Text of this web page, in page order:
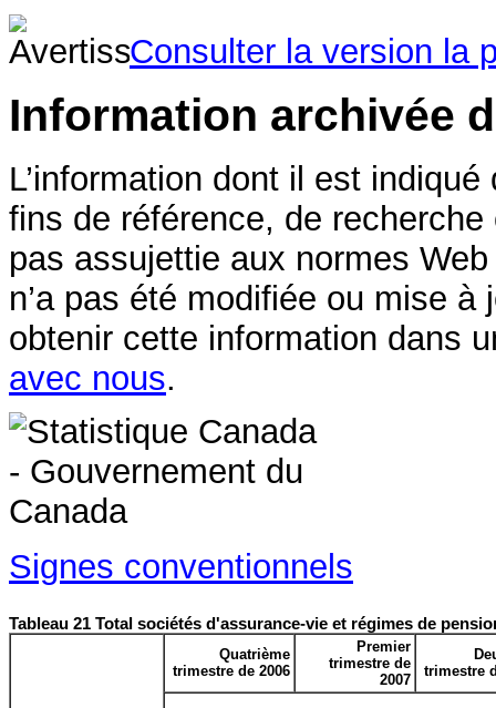
Consulter la version la
Information archivée
L’information dont il est
fins de référence, de
pas assujettie aux normes
n’a pas été modifiée ou mise
obtenir cette information dans
avec nous.
Signes conventionnels
Tableau 21 Total sociétés d'assurance-vie et régimes de
Quatrième
trimestre de 2006
Premier
trimestre de
2007
trimestre